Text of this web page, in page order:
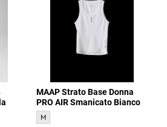
TEAM EVO Viola - Dimensione:
TEAM EVO Viola - Dimensione:
con Bretelle TEAM EVO Viola - Dimensione:
MAAP Strato Base Donna
PRO AIR Smanicato Bianco
MAAP Strato Base Donna PRO AIR
M